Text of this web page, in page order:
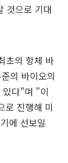
것으로 기대
초의 항체 바
의 바이오의
있다"며 "이
로 진행해 미
에 선보일